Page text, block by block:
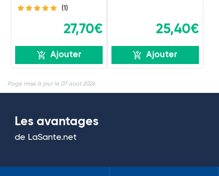
(1)
27,70€
Ajouter
25,40€
Ajouter
Page mise à jour le 07 aout 2026
Les avantages
de LaSante.net